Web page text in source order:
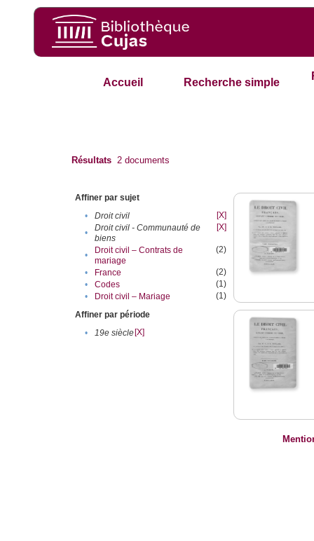
Accueil Recherche simple
Résultats 2 documents
Affiner par sujet
•
Droit civil
[X]
•
Droit civil - Communauté de
biens
[X]
•
Droit civil – Contrats de
mariage
(2)
• France
(2)
•
Codes
(1)
•
Droit civil – Mariage
(1)
Affiner par période
•
19e siècle[X]